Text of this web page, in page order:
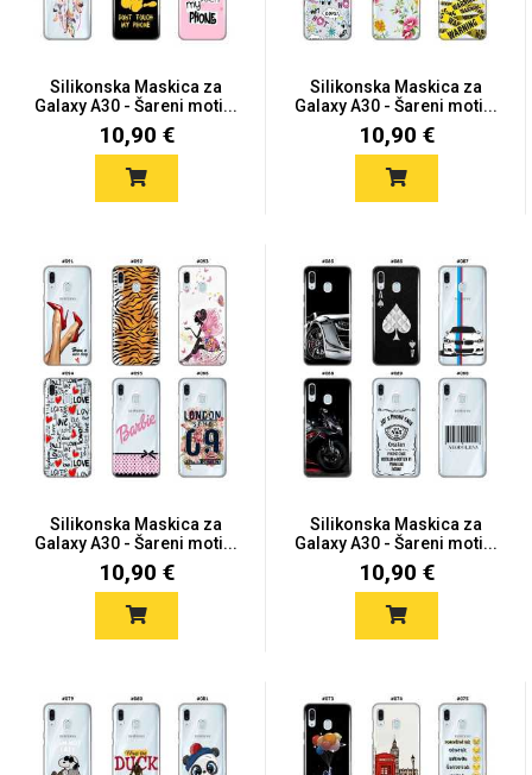
Silikonska Maskica za
Galaxy A30 - Šareni moti...
10,90 €
Silikonska Maskica za
Galaxy A30 - Šareni moti...
10,90 €
Silikonska Maskica za
Galaxy A30 - Šareni moti...
10,90 €
Silikonska Maskica za
Galaxy A30 - Šareni moti...
10,90 €